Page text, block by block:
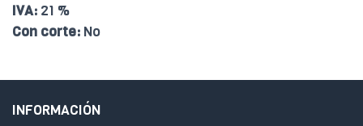
IVA: 21 %
Con corte: No
INFORMACIÓN